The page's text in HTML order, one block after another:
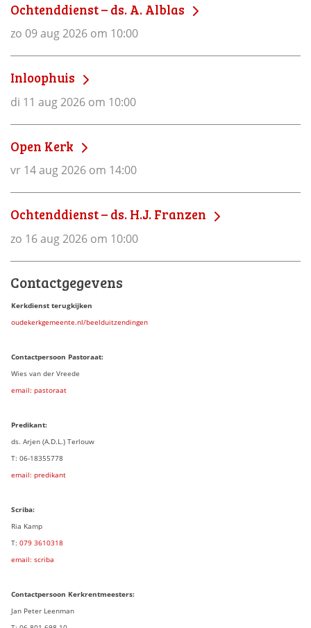
Ochtenddienst – ds. A. Alblas
zo 09 aug 2026 om 10:00
Inloophuis
di 11 aug 2026 om 10:00
Open Kerk
vr 14 aug 2026 om 14:00
Ochtenddienst – ds. H.J. Franzen
zo 16 aug 2026 om 10:00
Contactgegevens
Kerkdienst terugkijken
oudekerkgemeente.nl/beelduitzendingen
Contactpersoon Pastoraat:
Wies van der Vreede
email: pastoraat
Predikant:
ds. Arjen (A.D.L.) Terlouw
T: 06-18355778
email: predikant
Scriba:
Ria Kamp
T: 079 3610318
email: scriba
Contactpersoon Kerkrentmeesters:
Jan Peter Leenman